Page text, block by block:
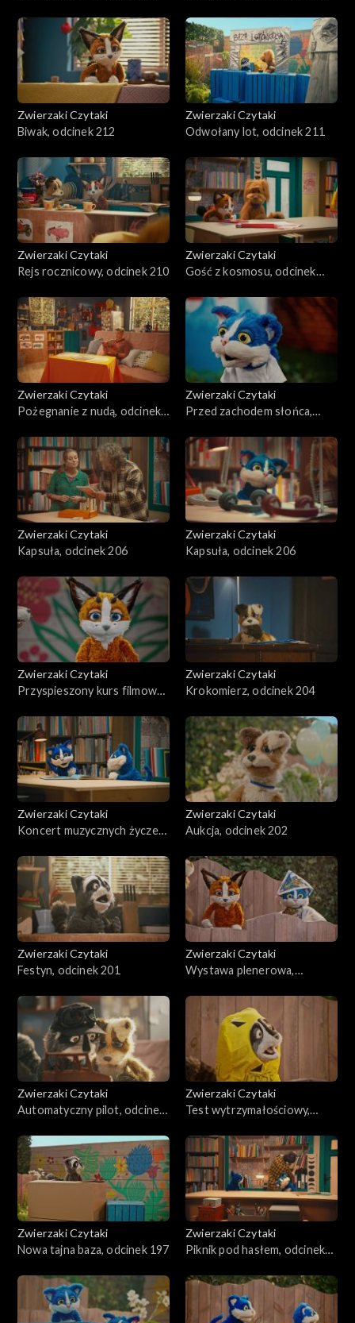
Zwierzaki Czytaki
Biwak, odcinek 212
Zwierzaki Czytaki
Odwołany lot, odcinek 211
Zwierzaki Czytaki
Rejs rocznicowy, odcinek 210
Zwierzaki Czytaki
Gość z kosmosu, odcinek
Zwierzaki Czytaki
Pożegnanie z nudą, odcinek
Zwierzaki Czytaki
Przed zachodem słońca,
Zwierzaki Czytaki
Kapsuła, odcinek 206
Zwierzaki Czytaki
Kapsuła, odcinek 206
Zwierzaki Czytaki
Przyspieszony kurs filmowy,
Zwierzaki Czytaki
Krokomierz, odcinek 204
Zwierzaki Czytaki
Koncert muzycznych życzeń,
Zwierzaki Czytaki
Aukcja, odcinek 202
Zwierzaki Czytaki
Festyn, odcinek 201
Zwierzaki Czytaki
Wystawa plenerowa,
Zwierzaki Czytaki
Automatyczny pilot, odcinek
Zwierzaki Czytaki
Test wytrzymałościowy,
Zwierzaki Czytaki
Nowa tajna baza, odcinek 197
Zwierzaki Czytaki
Piknik pod hasłem, odcinek